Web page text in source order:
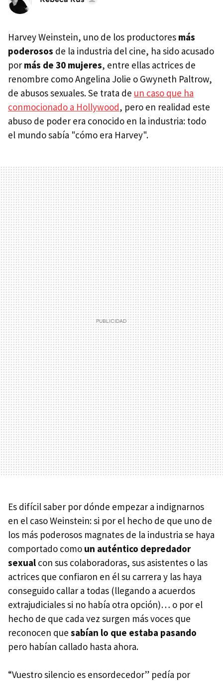
Harvey Weinstein, uno de los productores más
poderosos de la industria del cine, ha sido acusado
por más de 30 mujeres, entre ellas actrices de
renombre como Angelina Jolie o Gwyneth Paltrow,
de abusos sexuales. Se trata de un caso que ha
conmocionado a Hollywood, pero en realidad este
abuso de poder era conocido en la industria: todo
el mundo sabía "cómo era Harvey".
Es difícil saber por dónde empezar a indignarnos
en el caso Weinstein: si por el hecho de que uno de
los más poderosos magnates de la industria se haya
comportado como un auténtico depredador
sexual con sus colaboradoras, sus asistentes o las
actrices que confiaron en él su carrera y las haya
conseguido callar a todas (llegando a acuerdos
extrajudiciales si no había otra opción)… o por el
hecho de que cada vez surgen más voces que
reconocen que sabían lo que estaba pasando
pero habían callado hasta ahora.
“Vuestro silencio es ensordecedor” pedía por